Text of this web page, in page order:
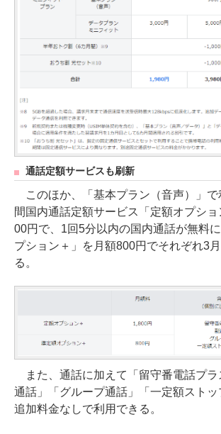
通話定額サービスも刷新
このほか、「基本プラン（音声）」で
間国内通話定額サービス「定額オプシ
00円で、1回5分以内の国内通話が無料
プション＋」を月額800円でそれぞれ3
る。
また、通話に加えて「留守番電話プラ
通話」「グループ通話」「一定額スト
追加料金なしで利用できる。